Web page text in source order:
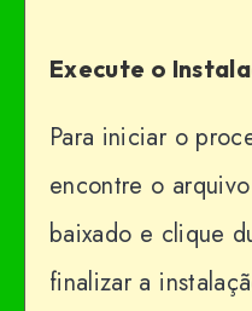
Execute o
Para iniciar o
encontre o
baixado e clique
finalizar a